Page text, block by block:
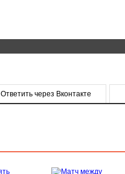
Ответить через Вконтакте